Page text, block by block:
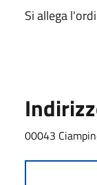
Si allega
00043